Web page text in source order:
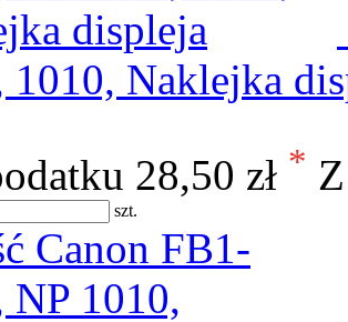
1010, Naklejka
28,50 zł *
szt.